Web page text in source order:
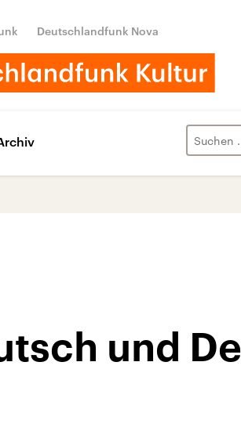
Deutschlandfunk Nova
und